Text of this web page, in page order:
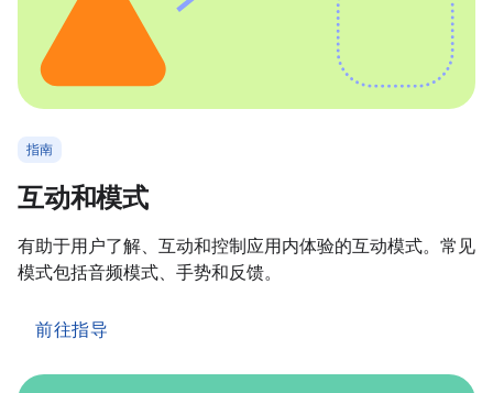
指南
互动和模式
有助于用户了解、互动和控制应用内体验的互动模式。常见
模式包括音频模式、手势和反馈。
前往指导